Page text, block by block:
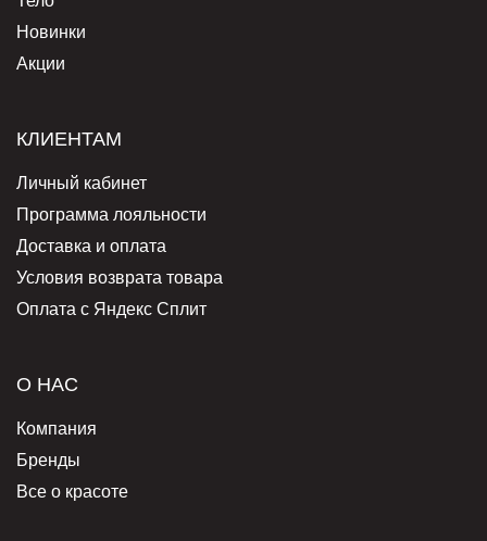
Новинки
Акции
КЛИЕНТАМ
Личный кабинет
Программа лояльности
Доставка и оплата
Условия возврата товара
Оплата с Яндекс Сплит
О НАС
Компания
Бренды
Все о красоте